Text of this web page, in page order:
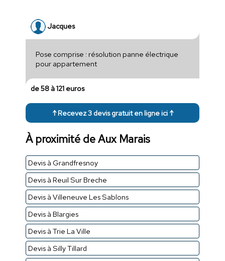
Jacques
Pose comprise : résolution panne électrique
pour appartement
de 58 à 121 euros
↑ Recevez 3 devis gratuit en ligne ici ↑
À proximité de Aux Marais
Devis à Grandfresnoy
Devis à Reuil Sur Breche
Devis à Villeneuve Les Sablons
Devis à Blargies
Devis à Trie La Ville
Devis à Silly Tillard